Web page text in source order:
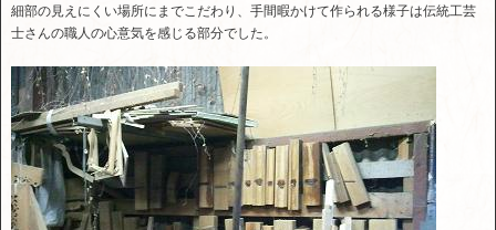
細部の見えにくい場所にまでこだわり、手間暇かけて作られる様子は伝統工芸
士さんの職人の心意気を感じる部分でした。